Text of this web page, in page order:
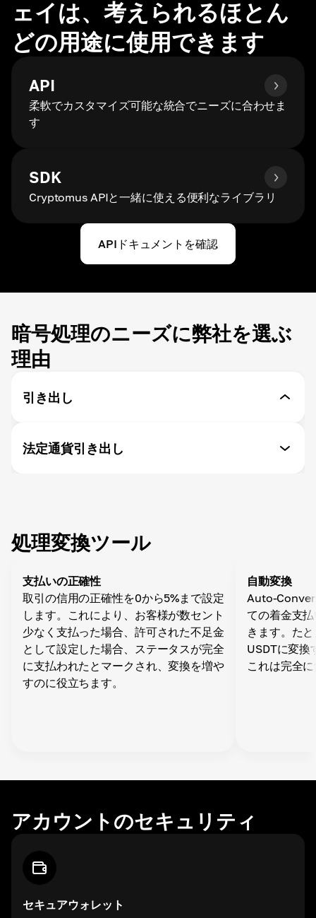
ェイは、考えられるほとん
どの用途に使用できます
API
柔軟でカスタマイズ可能な統合でニーズに合わせま
す
SDK
Cryptomus APIと一緒に使える便利なライブラリ
APIドキュメントを確認
暗号処理のニーズに弊社を選ぶ
理由
引き出し
便利に資金を引き出す - Cryptomusは引き出しをカス
ら引き出す際に資金が自動的に変換されるように設定
個人のアカウント設定で、時間帯、通貨、ネットワー
クを指定してどのウォレットにも自動引き出しを設定
できます
法定通貨引き出し
処理変換ツール
支払いの正確性
取引の信用の正確性を0から5%まで設定
します。これにより、お客様が数セント
少なく支払った場合、許可された不足金
として設定した場合、ステータスが完全
に支払われたとマークされ、変換を増や
すのに役立ちます。
自動変換
Auto-
ての着金支
きます。た
USDTに変換
これは完全
アカウントのセキュリティ
セキュアウォレット